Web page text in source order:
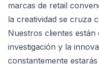
marcas de retail
la creatividad se cruza
Nuestros clientes están
investigación y la
constantemente